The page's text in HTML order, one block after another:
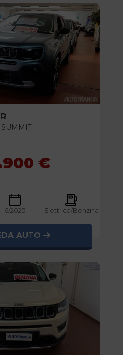
SUMMIT
€
6/2025 Elettrica/Benzina
AUTO